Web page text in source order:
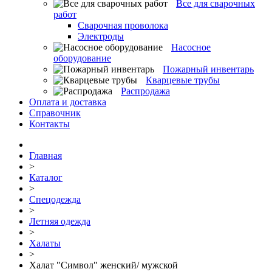
Все для сварочных
работ
Сварочная проволока
Электроды
Насосное
оборудование
Пожарный инвентарь
Кварцевые трубы
Распродажа
Оплата и доставка
Справочник
Контакты
Главная
>
Каталог
>
Спецодежда
>
Летняя одежда
>
Халаты
>
Халат "Символ" женский/ мужской